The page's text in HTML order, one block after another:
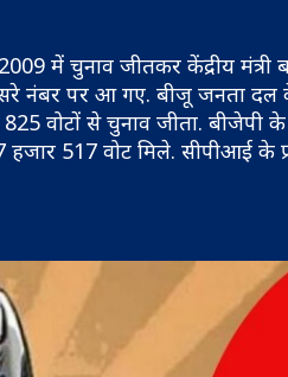
में चुनाव जीतकर केंद्रीय मंत्री
नंबर पर आ गए. बीजू जनता दल
वोटों से चुनाव जीता. बीजेपी के
हजार 517 वोट मिले. सीपीआई के